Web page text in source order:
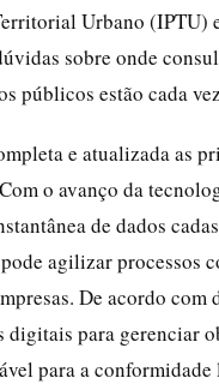
Urbano (IPTU)
sobre onde
públicos estão cada
e atualizada as
o avanço da
de dados
agilizar processos
De acordo
digitais para gerenciar
para a conformidade